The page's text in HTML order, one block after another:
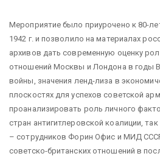
Мероприятие было приурочено к 80-
1942 г. и позволило на материалах
архивов дать современную оценку
отношений Москвы и Лондона в годы
войны, значения ленд-лиза в
плоскостях для успехов советской
проанализировать роль личного
стран антигитлеровской коалиции,
– сотрудников Форин Офис и МИД
советско-британских отношений в